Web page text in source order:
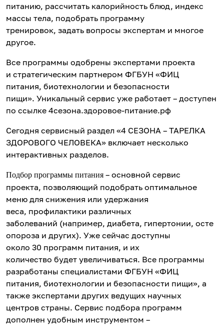
питанию, рассчитать калорийность блюд, индекс
массы тела, подобрать программу
тренировок, задать вопросы экспертам и многое
другое.
Все программы одобрены экспертами проекта
и стратегическим партнером ФГБУН «ФИЦ
питания, биотехнологии и безопасности
пищи». Уникальный сервис уже работает – доступен
по ссылке 4сезона.здоровое-питание.рф
Сегодня сервисный раздел «4 СЕЗОНА – ТАРЕЛКА
ЗДОРОВОГО ЧЕЛОВЕКА» включает несколько
интерактивных разделов.
Подбор программы питания – основной сервис
проекта, позволяющий подобрать оптимальное
меню для снижения или удержания
веса, профилактики различных
заболеваний (например, диабета, гипертонии, осте
опороза и других). Уже сейчас доступны
около 30 программ питания, и их
количество будет увеличиваться. Все программы
разработаны специалистами ФГБУН «ФИЦ
питания, биотехнологии и безопасности пищи», а
также экспертами других ведущих научных
центров страны. Сервис подбора программ
дополнен удобным инструментом –